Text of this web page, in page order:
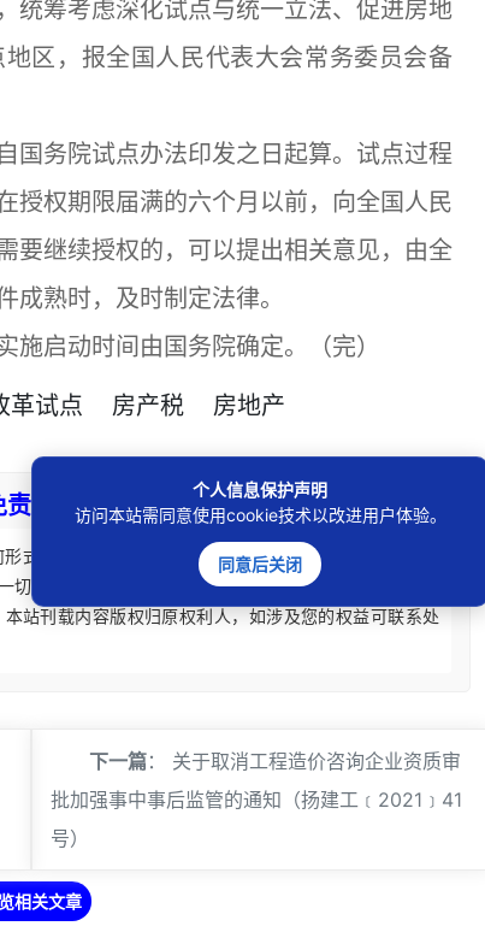
筹考虑深化试点与统一立法、促进房地
区，报全国人民代表大会常务委员会备
务院试点办法印发之日起算。试点过程
授权期限届满的六个月以前，向全国人民
要继续授权的，可以提出相关意见，由全
成熟时，及时制定法律。
启动时间由国务院确定。（完）
革试点 房产税 房地产
责声明
式法律意见建议。法律适用存在地域、时效、个案等差
法律后果皆由您自担全责。如您有相关法律事务需要办
站刊载内容版权归原权利人，如涉及您的权益可联系处
下一篇： 关于取消工程造价咨询企业资质审
批加强事中事后监管的通知（扬建工﹝2021﹞41
号）
相关文章
个人信息保护声明
访问本站需同意使用cookie技术以改进用户体验。
同意后关闭